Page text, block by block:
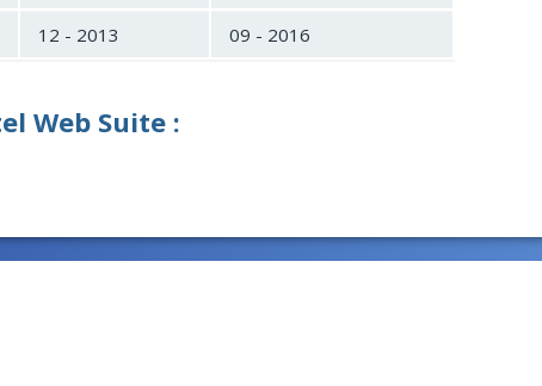
12 - 2013 09 - 2016
Web Suite :